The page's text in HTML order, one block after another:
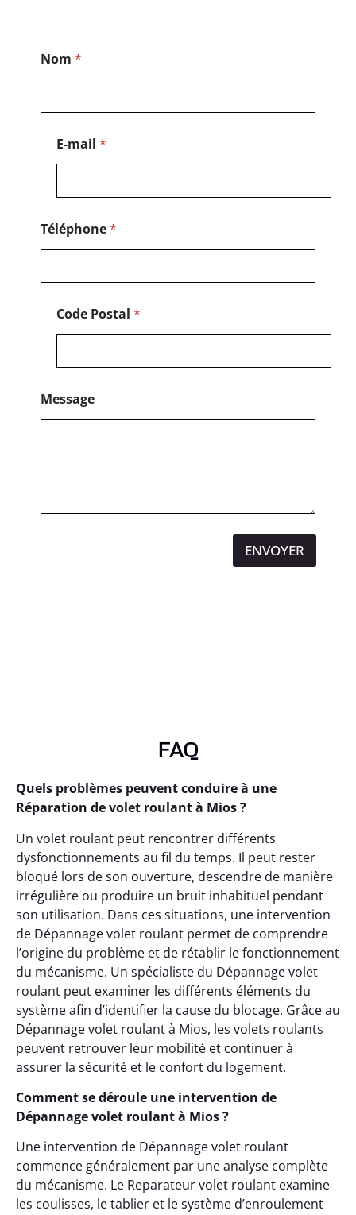
Nom *
E-mail *
Téléphone*
Code Postal *
Message
ENVOYER
FAQ
Quels problèmes peuvent conduire à une
Réparation de volet roulant à Mios ?
Un volet roulant peut rencontrer différents
dysfonctionnements au fil du temps. Il peut rester
bloqué lors de son ouverture, descendre de manière
irrégulière ou produire un bruit inhabituel pendant
son utilisation. Dans ces situations, une intervention
de Dépannage volet roulant permet de comprendre
l’origine du problème et de rétablir le fonctionnement
du mécanisme. Un spécialiste du Dépannage volet
roulant peut examiner les différents éléments du
système afin d’identifier la cause du blocage. Grâce au
Dépannage volet roulant à Mios, les volets roulants
peuvent retrouver leur mobilité et continuer à
assurer la sécurité et le confort du logement.
Comment se déroule une intervention de
Dépannage volet roulant à Mios ?
Une intervention de Dépannage volet roulant
commence généralement par une analyse complète
du mécanisme. Le Reparateur volet roulant examine
les coulisses, le tablier et le système d’enroulement